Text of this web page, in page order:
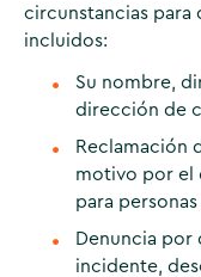
circunstancias para
incluidos:
Su nombre,
dirección de
Reclamación
motivo por el
para
Denuncia por
incidente,